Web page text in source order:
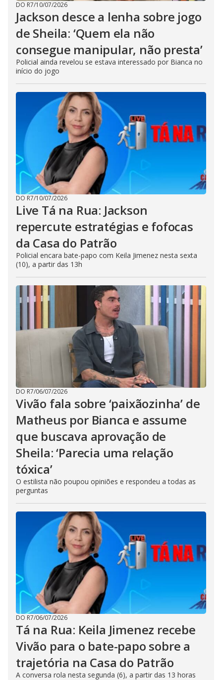
DO R7/10/07/2026
Jackson desce a lenha sobre jogo
de Sheila: ‘Quem ela não
consegue manipular, não presta’
Policial ainda revelou se estava interessado por Bianca no
início do jogo
DO R7/10/07/2026
Live Tá na Rua: Jackson
repercute estratégias e fofocas
da Casa do Patrão
Policial encara bate-papo com Keila Jimenez nesta sexta
(10), a partir das 13h
DO R7/06/07/2026
Vivão fala sobre ‘paixãozinha’ de
Matheus por Bianca e assume
que buscava aprovação de
Sheila: ‘Parecia uma relação
tóxica’
O estilista não poupou opiniões e respondeu a todas as
perguntas
DO R7/06/07/2026
Tá na Rua: Keila Jimenez recebe
Vivão para o bate-papo sobre a
trajetória na Casa do Patrão
A conversa rola nesta segunda (6), a partir das 13 horas